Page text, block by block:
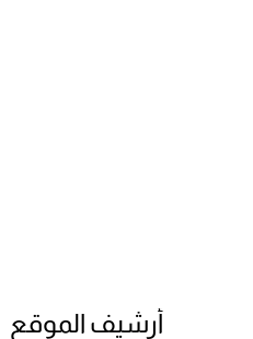
أرشيف الموقع